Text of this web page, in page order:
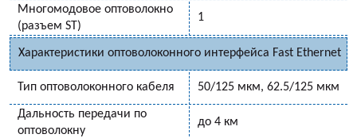
Многомодовое оптоволокно
(разъем ST)
1
Характеристики оптоволоконного интерфейса Fast Ethernet
Тип оптоволоконного кабеля 50/125 мкм, 62.5/125 мкм
Дальность передачи по
оптоволокну
до 4 км